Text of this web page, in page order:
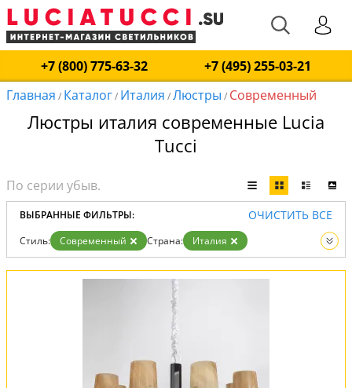
+7 (800) 775-63-32
+7 (495) 255-03-21
Главная / Каталог/ Италия /Люстры / Современный
Люстры италия современные Lucia
Tucci
ВЫБРАННЫЕ ФИЛЬТРЫ: ОЧИСТИТЬ ВСЕ
Стиль: Современный Страна:
Италия
Вид:
Люстры